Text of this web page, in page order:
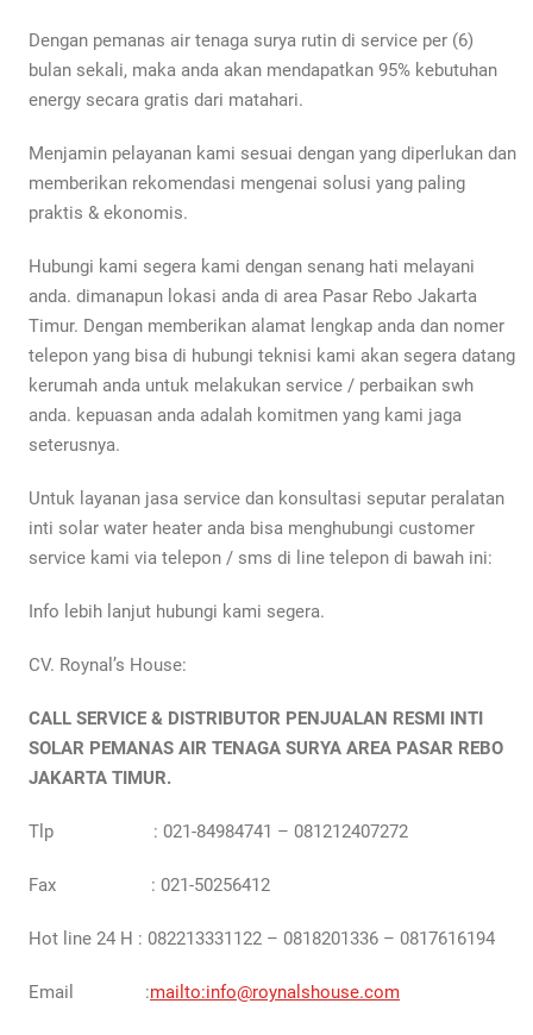
Dengan pemanas air tenaga surya rutin di service per (6)
bulan sekali, maka anda akan mendapatkan 95% kebutuhan
energy secara gratis dari matahari.
Menjamin pelayanan kami sesuai dengan yang diperlukan dan
memberikan rekomendasi mengenai solusi yang paling
praktis & ekonomis.
Hubungi kami segera kami dengan senang hati melayani
anda. dimanapun lokasi anda di area Pasar Rebo Jakarta
Timur. Dengan memberikan alamat lengkap anda dan nomer
telepon yang bisa di hubungi teknisi kami akan segera datang
kerumah anda untuk melakukan service / perbaikan swh
anda. kepuasan anda adalah komitmen yang kami jaga
seterusnya.
Untuk layanan jasa service dan konsultasi seputar peralatan
inti solar water heater anda bisa menghubungi customer
service kami via telepon / sms di line telepon di bawah ini:
Info lebih lanjut hubungi kami segera.
CV. Roynal’s House:
CALL SERVICE & DISTRIBUTOR PENJUALAN RESMI INTI
SOLAR PEMANAS AIR TENAGA SURYA AREA PASAR REBO
JAKARTA TIMUR.
Tlp : 021-84984741 – 081212407272
Fax : 021-50256412
Hot line 24 H : 082213331122 – 0818201336 – 0817616194
Email :mailto:info@roynalshouse.com